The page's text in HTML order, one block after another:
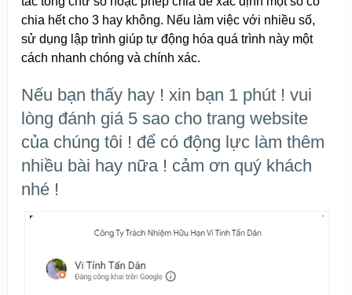
chia hết cho 3 hay không. Nếu làm việc với nhiều số,
sử dụng lập trình giúp tự động hóa quá trình này một
cách nhanh chóng và chính xác.
Nếu bạn thấy hay ! xin bạn 1 phút ! vui
lòng đánh giá 5 sao cho trang website
của chúng tôi ! để có động lực làm thêm
nhiều bài hay nữa ! cảm ơn quý khách
nhé !